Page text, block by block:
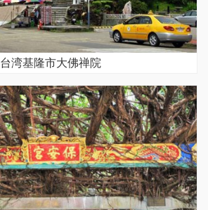
台湾基隆市大佛禅院